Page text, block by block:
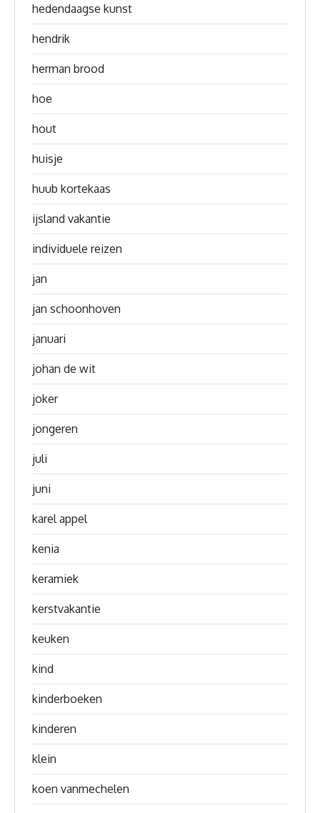
hedendaagse kunst
hendrik
herman brood
hoe
hout
huisje
huub kortekaas
ijsland vakantie
individuele reizen
jan
jan schoonhoven
januari
johan de wit
joker
jongeren
juli
juni
karel appel
kenia
keramiek
kerstvakantie
keuken
kind
kinderboeken
kinderen
klein
koen vanmechelen